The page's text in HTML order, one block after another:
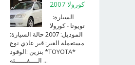
كورولا 2007
⁨تويوتا⁩ - ⁨كورولا⁩
الموديل: ⁨2007⁩ حالة السيارة:
⁨مستعملة⁩ القير: ⁨قير عادي⁩ نوع
الوقود: ⁨بنزين⁩ *TOYOTA*
الــــفــــــئه ...